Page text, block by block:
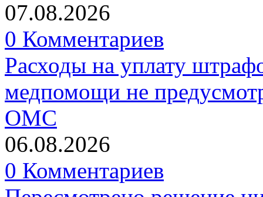
07.08.2026
0 Комментариев
Расходы на уплату
медпомощи не
ОМС
06.08.2026
0 Комментариев